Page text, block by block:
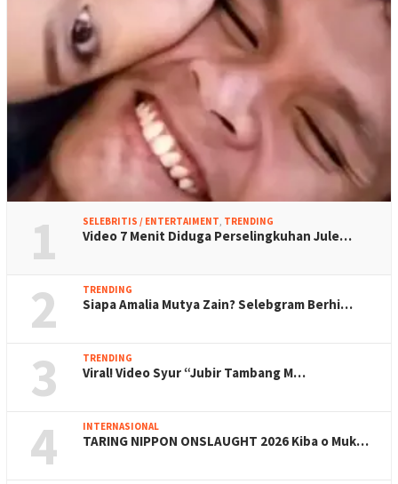
1 SELEBRITIS / ENTERTAIMENT, TRENDING
Video 7 Menit Diduga Perselingkuhan Jule…
2 TRENDING
Siapa Amalia Mutya Zain? Selebgram Berhi…
3 TRENDING
Viral! Video Syur “Jubir Tambang M…
4 INTERNASIONAL
TARING NIPPON ONSLAUGHT 2026 Kiba o Muk…